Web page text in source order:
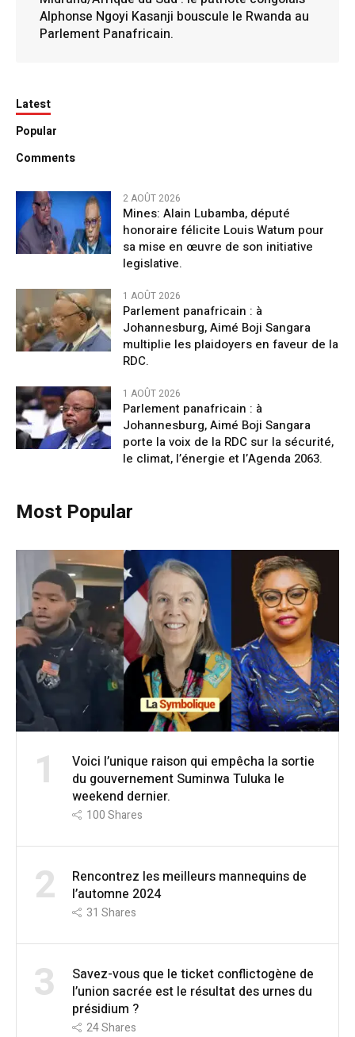
Alphonse Ngoyi Kasanji bouscule le Rwanda au
Parlement Panafricain.
Latest
Popular
Comments
2 AOÛT 2026
Mines: Alain Lubamba, député
honoraire félicite Louis Watum pour
sa mise en œuvre de son initiative
legislative.
1 AOÛT 2026
Parlement panafricain : à
Johannesburg, Aimé Boji Sangara
multiplie les plaidoyers en faveur de la
RDC.
1 AOÛT 2026
Parlement panafricain : à
Johannesburg, Aimé Boji Sangara
porte la voix de la RDC sur la sécurité,
le climat, l’énergie et l’Agenda 2063.
Most Popular
1
Voici l’unique raison qui empêcha la sortie
du gouvernement Suminwa Tuluka le
weekend dernier.
100Shares
2
Rencontrez les meilleurs mannequins de
l’automne 2024
31 Shares
3
Savez-vous que le ticket conflictogène de
l’union sacrée est le résultat des urnes du
présidium ?
24Shares